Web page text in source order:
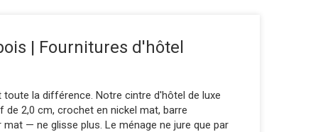
| Fournitures d'hôtel
la différence. Notre cintre d'hôtel de luxe
2,0 cm, crochet en nickel mat, barre
— ne glisse plus. Le ménage ne jure que par